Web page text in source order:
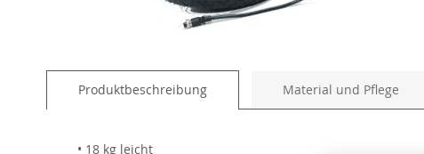
to
beginning
Produktbeschreibung Material und Pflege
• 18 kg leicht